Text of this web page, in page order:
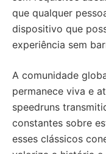
que qualquer
dispositivo que
experiência sem
A comunidade
permanece viva e
speedruns
constantes sobre
esses clássicos